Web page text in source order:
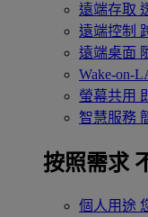
遠端存取
遠端控制
遠端桌面
Wake-on-
螢幕共用
智慧服務
按照需求
個人用途